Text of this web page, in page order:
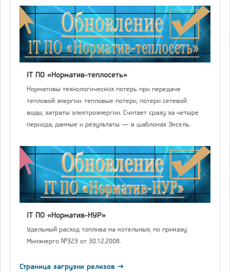
IT ПО «Норматив-теплосеть»
Нормативы технологических потерь при передаче
тепловой энергии: тепловые потери, потери сетевой
воды, затраты электроэнергии. Считает сразу за четыре
периода, данные и результаты — в шаблонах Эксель.
IT ПО «Норматив-НУР»
Удельный расход топлива на котельных, по приказу
Минэнерго №323 от 30.12.2008.
Страница загрузки релизов →